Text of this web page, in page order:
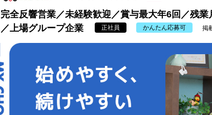
完全反響営業／未経験歓迎／賞与最大年6回／残
／上場グループ企業
正社員 かんたん応募可 掲